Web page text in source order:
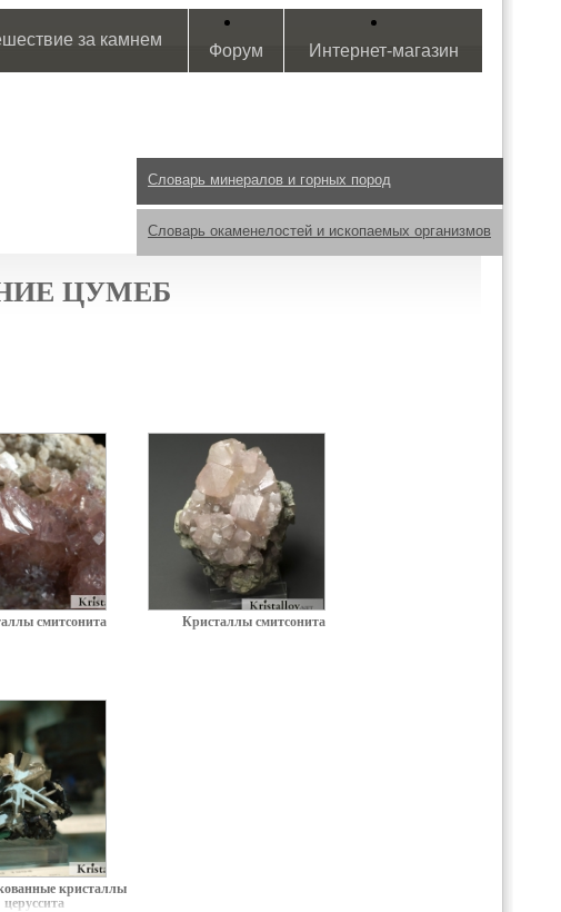
за камнем
Форум Интернет-магазин
Словарь минералов и горных пород
Словарь окаменелостей и ископаемых организмов
ЦУМЕБ
смитсонита Кристаллы смитсонита
кристаллы
церуссита